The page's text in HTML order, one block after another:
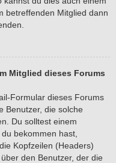
betreffenden Mitglied dann
Mitglied dieses Forums
Formular dieses Forums
Benutzer, die solche
Du solltest einem
bekommen hast,
Kopfzeilen (Headers)
den Benutzer, der die